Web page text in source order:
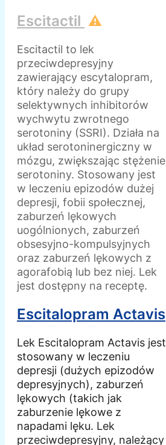
Escitactil ⚠️
Escitactil to lek
przeciwdepresyjny
zawierający escytalopram,
który należy do grupy
selektywnych inhibitorów
wychwytu zwrotnego
serotoniny (SSRI). Działa na
układ serotoninergiczny w
mózgu, zwiększając stężenie
serotoniny. Stosowany jest
w leczeniu epizodów dużej
depresji, fobii społecznej,
zaburzeń lękowych
uogólnionych, zaburzeń
obsesyjno-kompulsyjnych
oraz zaburzeń lękowych z
agorafobią lub bez niej. Lek
jest dostępny na receptę.
Escitalopram Actavis
Lek Escitalopram Actavis jest
stosowany w leczeniu
depresji (dużych epizodów
depresyjnych), zaburzeń
lękowych (takich jak
zaburzenie lękowe z
napadami lęku. Lek
przeciwdepresyjny, należący